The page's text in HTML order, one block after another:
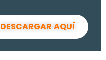
DESCARGAR AQUÍ